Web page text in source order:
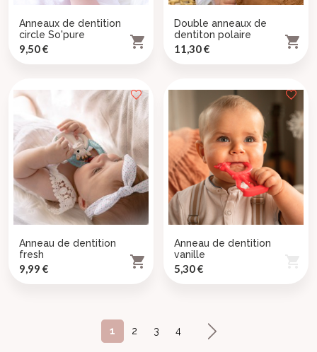
Créer une nouvelle liste
((createText))
((modalDeleteText))
((loginText))
Anneaux de dentition
circle So'pure
Prix
9,50 € 
Double anneaux de
dentiton polaire
Prix
11,30 € 
Anneau de dentition
fresh
Prix
9,99 € 
Anneau de dentition
vanille
Prix
5,30 €
1 2 3 4 Suivant